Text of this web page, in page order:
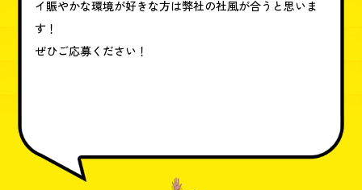
イ賑やかな環境が好きな方は弊社の社風が合うと思いま
す！
ぜひご応募ください！